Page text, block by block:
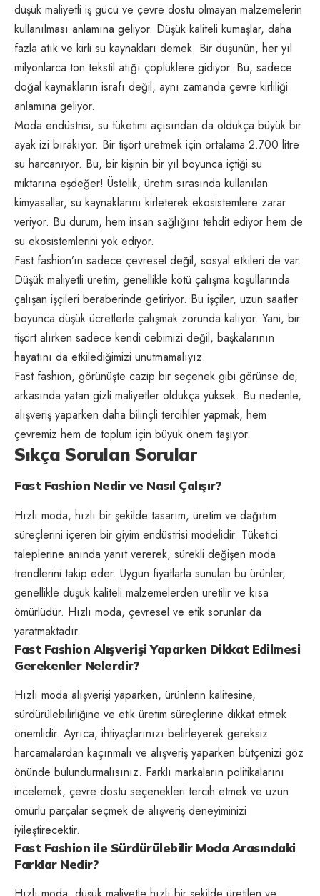
düşük maliyetli iş gücü ve çevre dostu olmayan malzemelerin
kullanılması anlamına geliyor. Düşük kaliteli kumaşlar, daha
fazla atık ve kirli su kaynakları demek. Bir düşünün, her yıl
milyonlarca ton tekstil atığı çöplüklere gidiyor. Bu, sadece
doğal kaynakların israfı değil, aynı zamanda çevre kirliliği
anlamına geliyor.
Moda endüstrisi, su tüketimi açısından da oldukça büyük bir
ayak izi bırakıyor. Bir tişört üretmek için ortalama 2.700 litre
su harcanıyor. Bu, bir kişinin bir yıl boyunca içtiği su
miktarına eşdeğer! Üstelik, üretim sırasında kullanılan
kimyasallar, su kaynaklarını kirleterek ekosistemlere zarar
veriyor. Bu durum, hem insan sağlığını tehdit ediyor hem de
su ekosistemlerini yok ediyor.
Fast fashion’ın sadece çevresel değil, sosyal etkileri de var.
Düşük maliyetli üretim, genellikle kötü çalışma koşullarında
çalışan işçileri beraberinde getiriyor. Bu işçiler, uzun saatler
boyunca düşük ücretlerle çalışmak zorunda kalıyor. Yani, bir
tişört alırken sadece kendi cebimizi değil, başkalarının
hayatını da etkilediğimizi unutmamalıyız.
Fast fashion, görünüşte cazip bir seçenek gibi görünse de,
arkasında yatan gizli maliyetler oldukça yüksek. Bu nedenle,
alışveriş yaparken daha bilinçli tercihler yapmak, hem
çevremiz hem de toplum için büyük önem taşıyor.
Sıkça Sorulan Sorular
Fast Fashion Nedir ve Nasıl Çalışır?
Hızlı moda, hızlı bir şekilde tasarım, üretim ve dağıtım
süreçlerini içeren bir giyim endüstrisi modelidir. Tüketici
taleplerine anında yanıt vererek, sürekli değişen moda
trendlerini takip eder. Uygun fiyatlarla sunulan bu ürünler,
genellikle düşük kaliteli malzemelerden üretilir ve kısa
ömürlüdür. Hızlı moda, çevresel ve etik sorunlar da
yaratmaktadır.
Fast Fashion Alışverişi Yaparken Dikkat Edilmesi
Gerekenler Nelerdir?
Hızlı moda alışverişi yaparken, ürünlerin kalitesine,
sürdürülebilirliğine ve etik üretim süreçlerine dikkat etmek
önemlidir. Ayrıca, ihtiyaçlarınızı belirleyerek gereksiz
harcamalardan kaçınmalı ve alışveriş yaparken bütçenizi göz
önünde bulundurmalısınız. Farklı markaların politikalarını
incelemek, çevre dostu seçenekleri tercih etmek ve uzun
ömürlü parçalar seçmek de alışveriş deneyiminizi
iyileştirecektir.
Fast Fashion ile Sürdürülebilir Moda Arasındaki
Farklar Nedir?